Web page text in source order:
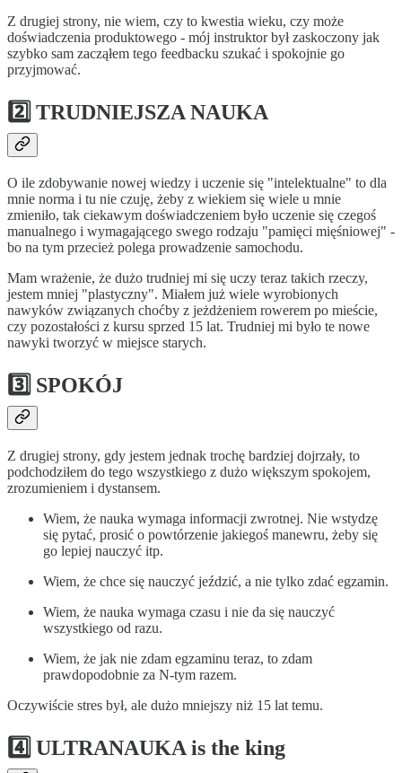
Z drugiej strony, nie wiem, czy to kwestia wieku, czy może
doświadczenia produktowego - mój instruktor był zaskoczony jak
szybko sam zacząłem tego feedbacku szukać i spokojnie go
przyjmować.
2️⃣ TRUDNIEJSZA NAUKA
O ile zdobywanie nowej wiedzy i uczenie się "intelektualne" to dla
mnie norma i tu nie czuję, żeby z wiekiem się wiele u mnie
zmieniło, tak ciekawym doświadczeniem było uczenie się czegoś
manualnego i wymagającego swego rodzaju "pamięci mięśniowej" -
bo na tym przecież polega prowadzenie samochodu.
Mam wrażenie, że dużo trudniej mi się uczy teraz takich rzeczy,
jestem mniej "plastyczny". Miałem już wiele wyrobionych
nawyków związanych choćby z jeżdżeniem rowerem po mieście,
czy pozostałości z kursu sprzed 15 lat. Trudniej mi było te nowe
nawyki tworzyć w miejsce starych.
3️⃣ SPOKÓJ
Z drugiej strony, gdy jestem jednak trochę bardziej dojrzały, to
podchodziłem do tego wszystkiego z dużo większym spokojem,
zrozumieniem i dystansem.
Wiem, że nauka wymaga informacji zwrotnej. Nie wstydzę
się pytać, prosić o powtórzenie jakiegoś manewru, żeby się
go lepiej nauczyć itp.
Wiem, że chce się nauczyć jeździć, a nie tylko zdać egzamin.
Wiem, że nauka wymaga czasu i nie da się nauczyć
wszystkiego od razu.
Wiem, że jak nie zdam egzaminu teraz, to zdam
prawdopodobnie za N-tym razem.
Oczywiście stres był, ale dużo mniejszy niż 15 lat temu.
4️⃣ ULTRANAUKA is the king